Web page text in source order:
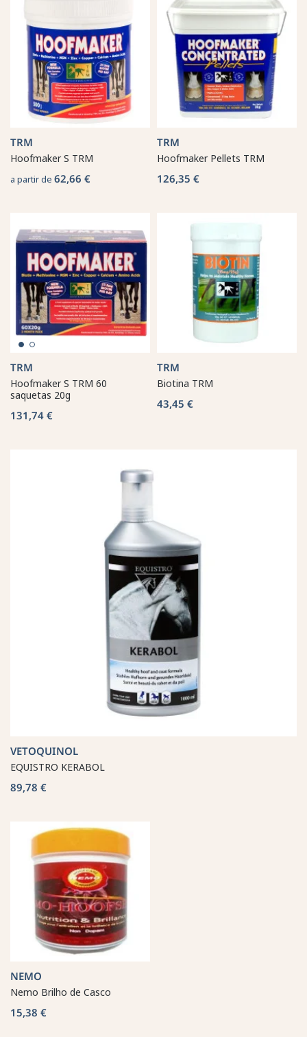
TRM
Hoofmaker S TRM
a partir de 62,66 €
TRM
Hoofmaker Pellets TRM
126,35 €
TRM
Hoofmaker S TRM 60
saquetas 20g
131,74 €
TRM
Biotina TRM
43,45 €
VETOQUINOL
EQUISTRO KERABOL
89,78 €
NEMO
Nemo Brilho de Casco
15,38 €